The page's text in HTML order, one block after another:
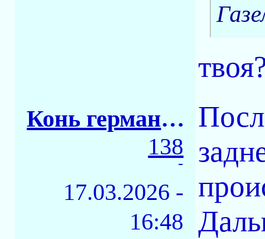
Конь германский
138
-
17.03.2026 -
16:48